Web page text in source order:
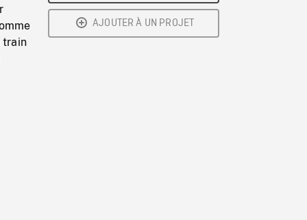
train
AJOUTER À UN PROJET